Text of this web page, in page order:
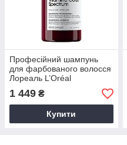
Професійний шампунь
для фарбованого волосся
Лореаль L’Oréal
Professionnel Vitamino
Color Spectrum 500 мл
1 449 ₴
Купити